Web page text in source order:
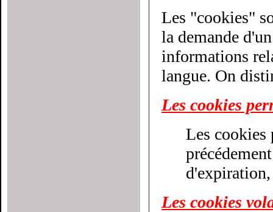
Les "cookies"
la demande
informations relatives à votre
langue. On
Les cookies
Les cookies
précédement
Les cookies